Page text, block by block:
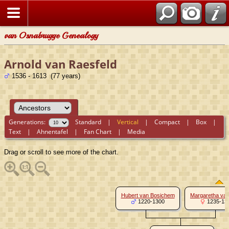
van Osnabrugge Genealogy
Arnold van Raesfeld
1536 - 1613 (77 years)
Generations: Standard |Vertical |Compact | Box |
Text |Ahnentafel | Fan Chart | Media
Drag or scroll to see more of the chart.
Hubert van Bosichem
1220-1300
Margaretha
1235-